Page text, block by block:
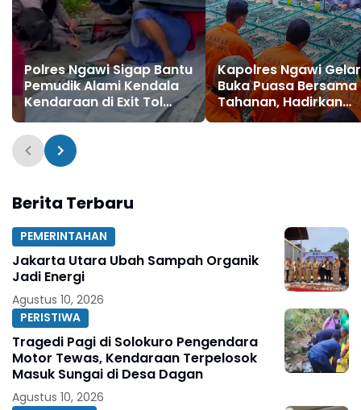
Polres Ngawi Sigap Bantu
Pemudik Alami Kendala
Kendaraan di Exit Tol
Ngawi
Kapolres Ngawi Gelar
Buka Puasa Bersama
Tahanan, Hadirkan
Tausiyah Penuh
Berita Terbaru
PEMERINTAHAN
Jakarta Utara Ubah Sampah Organik
Jadi Energi
Agustus 10, 2026
PERISTIWA
Tragedi Pagi di Solokuro Pengendara
Motor Tewas, Kendaraan Terpelosok
Masuk Sungai di Desa Dagan
Agustus 10, 2026